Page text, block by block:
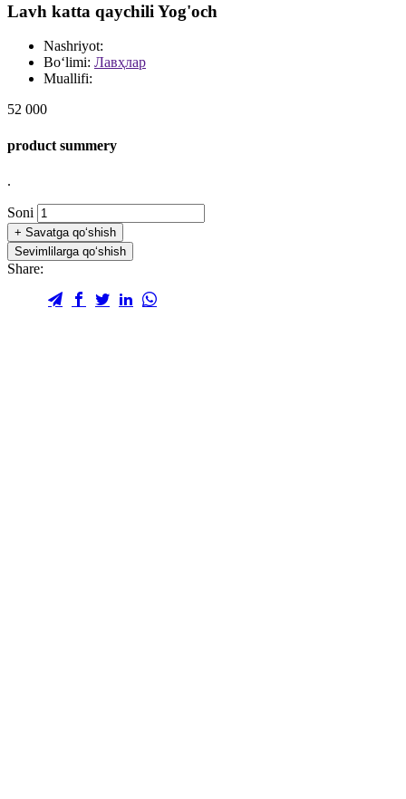
Lavh katta qaychili Yog'och
Nashriyot:
Bo‘limi: Лавҳлар
Muallifi:
52 000
product summery
.
Soni
+ Savatga qo‘shish
Sevimlilarga qo‘shish
Share: